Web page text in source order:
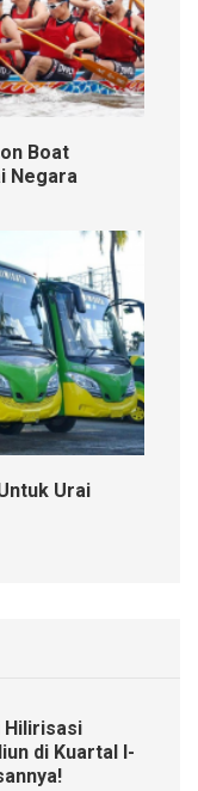
Boat
Negara
Urai
Hilirisasi
di Kuartal I-